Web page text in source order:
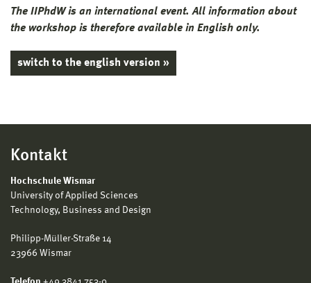
The IIPhdW is an international event. All information about
the workshop is therefore available in English only.
switch to the english version »
Kontakt
Hochschule Wismar
University of Applied Sciences
Technology, Business and Design
Philipp-Müller-Straße 14
23966 Wismar